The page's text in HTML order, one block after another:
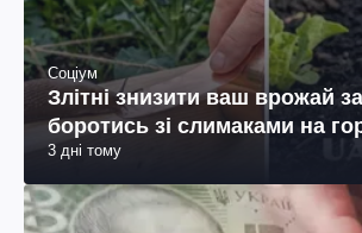
Соціум
Злітні знизити ваш врожай
боротись зі слимаками на
3 дні тому